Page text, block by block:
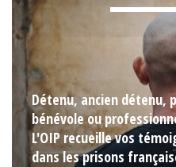
Détenu, ancien détenu,
bénévole ou
L'OIP recueille vos
dans les prisons